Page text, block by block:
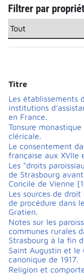
Filtrer par
Titre
Les établissements
institutions
en France.
Tonsure
cléricale.
Le consentement
française aux XVIIe
Les "droits
de Strasbourg
Concile de Vienne
Les sources de
de procédure dans
Gratien.
Notes sur les
communes rurales
Strasbourg à la fin
Saint Augustin et le
canonique de 1917.
Religion et